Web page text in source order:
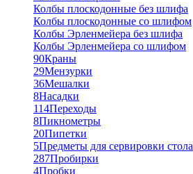
Колбы плоскодонные без шлифа
Колбы плоскодонные со шлифом
Колбы Эрленмейера без шлифа
Колбы Эрленмейера со шлифом
90Краны
29Мензурки
36Мешалки
8Насадки
114Переходы
8Пикнометры
20Пипетки
5Предметы для сервировки стола
287Пробирки
4Пробки